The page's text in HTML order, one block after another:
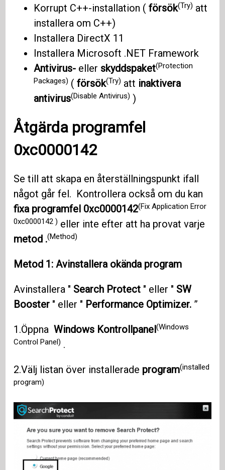
Korrupt C++-installation (försök(Try) att
installera om C++)
Installera DirectX 11
Installera Microsoft .NET Framework
Antivirus- eller skyddspaket(Protection
Packages) (försök(Try) att inaktivera
antivirus(Disable Antivirus) )
Åtgärda programfel
0xc0000142
Se till att skapa en återställningspunkt ifall
något går fel. Kontrollera också om du kan
fixa programfel 0xc0000142(Fix Application Error
0xc0000142 ) eller inte efter att ha provat varje
metod .(Method)
Metod 1: Avinstallera okända program
Avinstallera " Search Protect " eller " SW
Booster " eller " Performance Optimizer. ”
1.ÖppnaWindows Kontrollpanel(Windows
Control Panel) .
2.Välj listan över installerade program(installed
program)